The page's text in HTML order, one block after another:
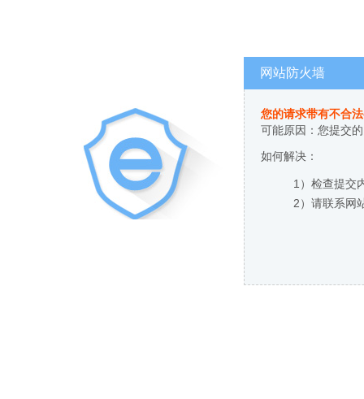
网站防火墙
您的请求带有不合
可能原因：您提交
如何解决：
1）检查提交
2）请联系网